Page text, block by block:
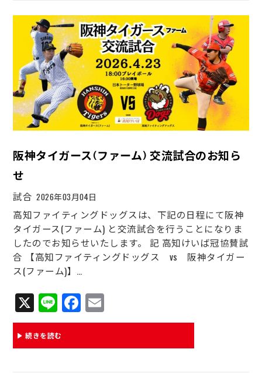
阪神タイガース(ファーム) 交流試合のお知ら
せ
試合 2026年03月04日
高知ファイティングドッグスは、下記の日程にて阪神
タイガース(ファーム) と交流試合を行うことになりま
したのでお知らせいたします。 記 高知けいば冠協賛試
合 【高知ファイティングドッグス vs 阪神タイガー
ス(ファーム)】…
X Li
ne
Fa
ce m
続きを読む